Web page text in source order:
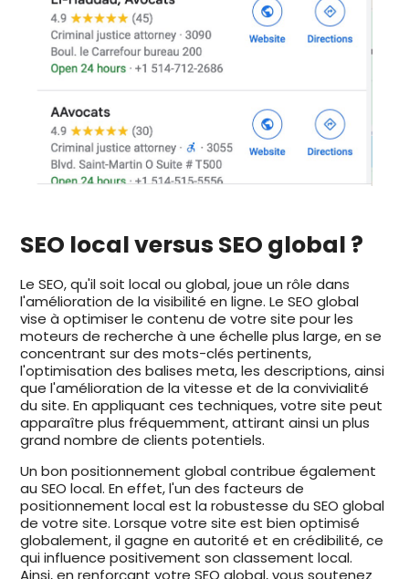
SEO local versus SEO global ?
Le SEO, qu'il soit local ou global, joue un rôle dans
l'amélioration de la visibilité en ligne. Le SEO global
vise à optimiser le contenu de votre site pour les
moteurs de recherche à une échelle plus large, en se
concentrant sur des mots-clés pertinents,
l'optimisation des balises meta, les descriptions, ainsi
que l'amélioration de la vitesse et de la convivialité
du site. En appliquant ces techniques, votre site peut
apparaître plus fréquemment, attirant ainsi un plus
grand nombre de clients potentiels.
Un bon positionnement global contribue également
au SEO local. En effet, l'un des facteurs de
positionnement local est la robustesse du SEO global
de votre site. Lorsque votre site est bien optimisé
globalement, il gagne en autorité et en crédibilité, ce
qui influence positivement son classement local.
Ainsi, en renforçant votre SEO global, vous soutenez